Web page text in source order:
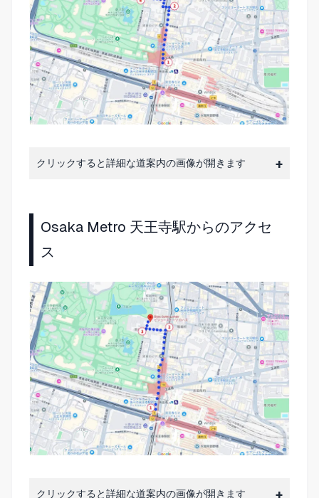
クリックすると詳細な道案内の画像が開きます
Osaka Metro 天王寺駅からのアクセ
ス
クリックすると詳細な道案内の画像が開きます